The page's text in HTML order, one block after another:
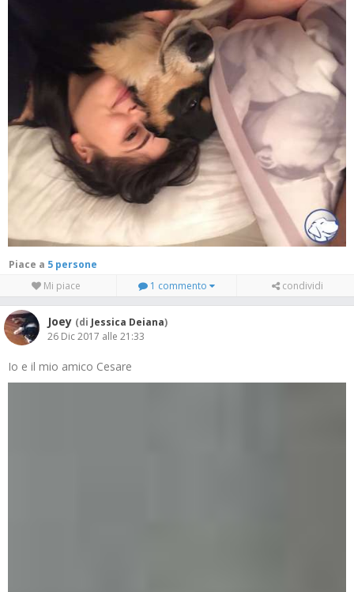
Piace a
5 persone
Mi piace
1 commento condividi
Joey (di Jessica Deiana)
26 Dic 2017 alle 21:33
Io e il mio amico Cesare